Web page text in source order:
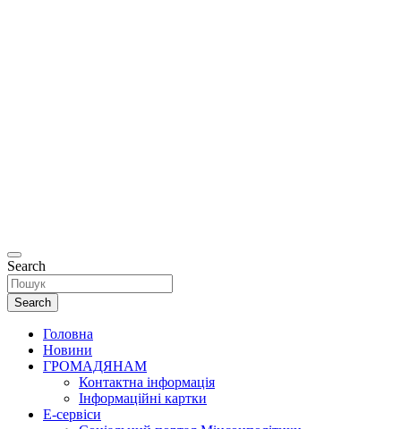
Search
Search
Головна
Новини
ГРОМАДЯНАМ
Контактна інформація
Інформаційні картки
Е-сервіси